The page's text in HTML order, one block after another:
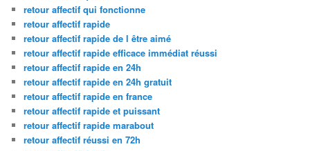
retour affectif qui fonctionne
retour affectif rapide
retour affectif rapide de l être aimé
retour affectif rapide efficace immédiat réussi
retour affectif rapide en 24h
retour affectif rapide en 24h gratuit
retour affectif rapide en france
retour affectif rapide et puissant
retour affectif rapide marabout
retour affectif réussi en 72h